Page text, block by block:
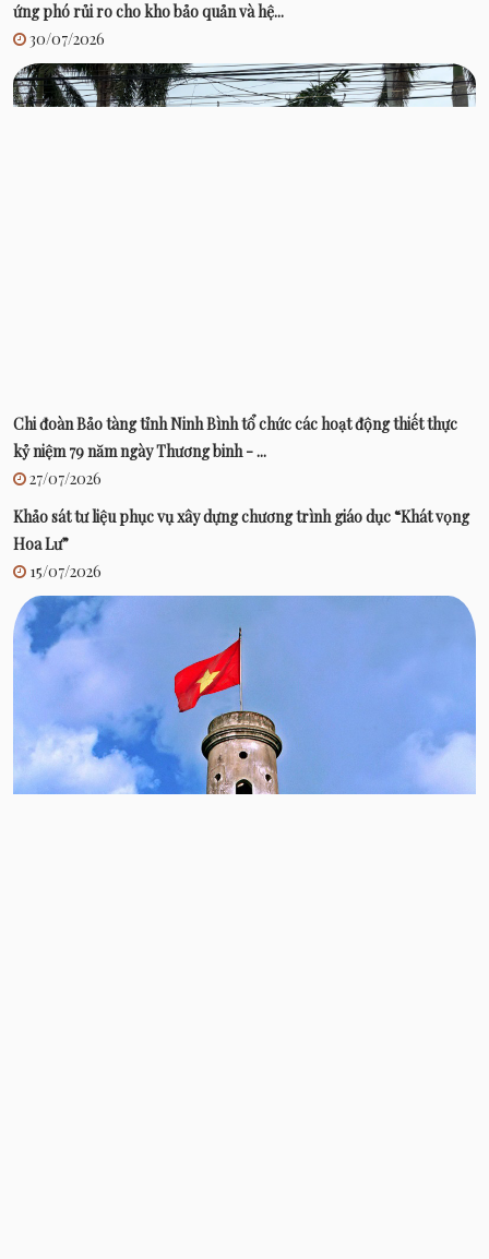
ứng phó rủi ro cho kho bảo quản và hệ...
30/07/2026
Chi đoàn Bảo tàng tỉnh Ninh Bình tổ chức các hoạt động thiết thực
kỷ niệm 79 năm ngày Thương binh - ...
27/07/2026
Khảo sát tư liệu phục vụ xây dựng chương trình giáo dục “Khát vọng
Hoa Lư”
15/07/2026